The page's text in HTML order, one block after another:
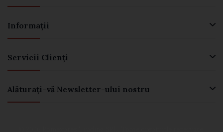
Informaţii
Servicii Clienţi
Alăturați-vă Newsletter-ului nostru